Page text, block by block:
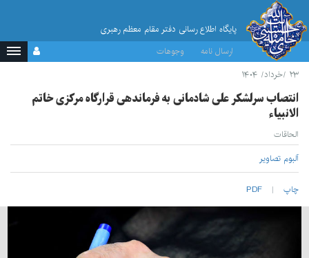
پایگاه اطلاع رسانی دفتر مقام معظم رهبری
ارسال نامه
وجوهات
۲۳ /خرداد/ ۱۴۰۴
انتصاب سرلشکر علی شادمانی به فرماندهی قرارگاه مرکزی خاتم
الانبیاء
الحاقات
آلبوم تصاویر
چاپ PDF